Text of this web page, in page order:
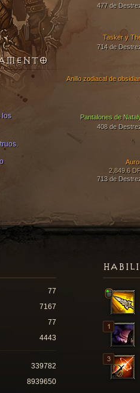
477 de
Tasker y
714 de
Pantalones de
408 de
2,849.6
713 de
Anillo zodiacal de
los
77
7167
77
4443
339782
8939650